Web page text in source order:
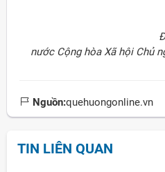
nước Cộng hòa Xã hội Chủ
Nguồn:quehuongonline.vn
TIN LIÊN QUAN